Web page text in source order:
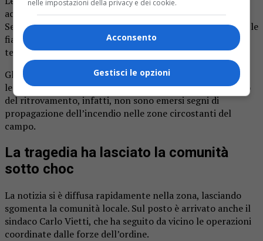
accertamenti verso l’ipotesi di un malore improvviso.
Secondo quanto ricostruito finora, l’anziano è caduto tra le
fiamme mentre stava controllando il fuoco acceso nel
terreno agricolo.
Gli investigatori ritengono meno probabile uno scenario
legato alla perdita di controllo del rogo. Attorno al punto
del ritrovamento, infatti, non sono emersi segni di
propagazione dell’incendio nelle zone circostanti del
campo.
La tragedia ha lasciato la comunità
sotto choc
La notizia si è diffusa rapidamente nella zona, lasciando
sgomenta la comunità locale. Sul posto è arrivato anche il
sindaco Carlo Vietti, che ha seguito da vicino le operazioni
coordinate dalle forze dell’ordine.
nelle impostazioni della privacy e dei cookie.
Acconsento
Gestisci le opzioni